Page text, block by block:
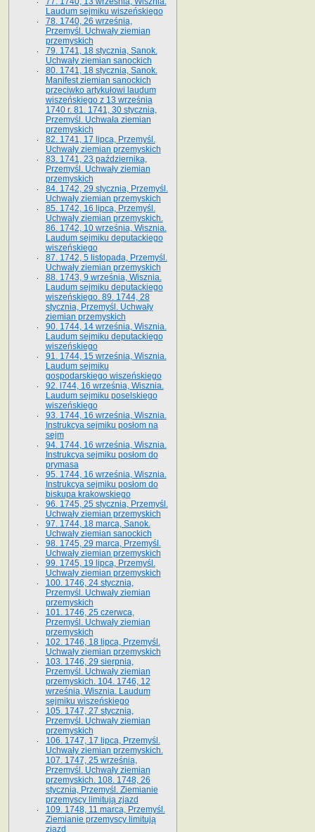
Laudum sejmiku wiszeńskiego
78. 1740, 26 września,
Przemyśl. Uchwały ziemian
przemyskich
79. 1741, 18 stycznia, Sanok.
Uchwały ziemian sanockich
80. 1741, 18 stycznia, Sanok.
Manifest ziemian sanockich
przeciwko artykułowi laudum
wiszeńskiego z 13 wrze­śnia
1740 r. 81. 1741, 30 stycznia,
Przemyśl. Uchwała ziemian
przemyskich
82. 1741, 17 lipca, Przemyśl.
Uchwały ziemian przemyskich
83. 1741, 23 października,
Przemyśl. Uchwały ziemian
przemyskich
84. 1742, 29 stycznia, Przemyśl.
Uchwały ziemian przemyskich
85. 1742, 16 lipca, Przemyśl.
Uchwały ziemian przemyskich.
86. 1742, 10 września, Wisznia.
Laudum sejmiku deputackiego
wiszeńskiego
87. 1742, 5 listopada, Przemyśl.
Uchwały ziemian przemyskich
88. 1743, 9 września, Wisznia.
Laudum sejmiku deputackiego
wiszeńskiego. 89. 1744, 28
stycznia, Przemyśl. Uchwały
ziemian przemyskich
90. 1744, 14 września, Wisznia.
Laudum sejmiku deputackiego
wiszeńskiego
91. 1744, 15 września, Wisznia.
Laudum sejmiku
gospodarskiego wiszeńskiego
92. l744, 16 września, Wisznia.
Laudum sejmiku poselskiego
wiszeńskiego
93. 1744, 16 września, Wisznia.
Instrukcya sejmiku posłom na
sejm
94. 1744, 16 września, Wisznia.
Instrukcya sejmiku posłom do
prymasa
95. 1744, 16 września, Wisznia.
Instrukcya sejmiku posłom do
biskupa krakowskiego
96. 1745, 25 stycznia, Przemyśl.
Uchwały ziemian przemyskich
97. 1744, 18 marca, Sanok.
Uchwały ziemian sanockich
98. 1745, 29 marca, Przemyśl.
Uchwały ziemian przemyskich
99. 1745, 19 lipca, Przemyśl.
Uchwały ziemian przemyskich
100. 1746, 24 stycznia,
Przemyśl. Uchwały ziemian
przemyskich
101. 1746, 25 czerwca,
Przemyśl. Uchwały ziemian
przemyskich
102. 1746, 18 lipca, Przemyśl.
Uchwały ziemian przemyskich
103. 1746, 29 sierpnia,
Przemyśl. Uchwały ziemian
przemyskich. 104. 1746, 12
września, Wisznia. Laudum
sejmiku wiszeńskiego
105. 1747, 27 stycznia,
Przemyśl. Uchwały ziemian
przemyskich
106. 1747, 17 lipca, Przemyśl.
Uchwały ziemian przemyskich.
107. 1747, 25 września,
Przemyśl. Uchwały ziemian
przemyskich. 108. 1748, 26
stycznia, Przemyśl. Ziemianie
przemyscy limitują zjazd
109. 1748, 11 marca, Przemyśl.
Ziemianie przemyscy limitują
zjazd